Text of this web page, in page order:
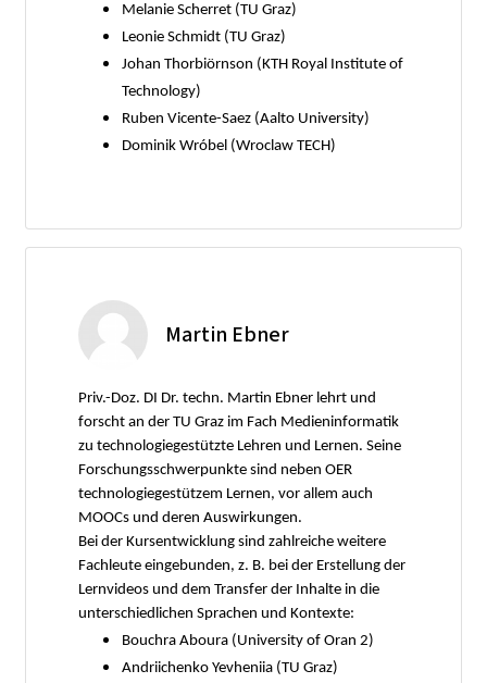
Melanie Scherret (TU Graz)
Leonie Schmidt (TU Graz)
Johan Thorbiörnson (KTH Royal Institute of
Technology)
Ruben Vicente-Saez (Aalto University)
Dominik Wróbel (Wroclaw TECH)
Martin Ebner
Priv.-Doz. DI Dr. techn. Martin Ebner lehrt und
forscht an der TU Graz im Fach Medieninformatik
zu technologiegestützte Lehren und Lernen. Seine
Forschungsschwerpunkte sind neben OER
technologiegestützem Lernen, vor allem auch
MOOCs und deren Auswirkungen.
Bei der Kursentwicklung sind zahlreiche weitere
Fachleute eingebunden, z. B. bei der Erstellung der
Lernvideos und dem Transfer der Inhalte in die
unterschiedlichen Sprachen und Kontexte:
Bouchra Aboura (University of Oran 2)
Andriichenko Yevheniia (TU Graz)